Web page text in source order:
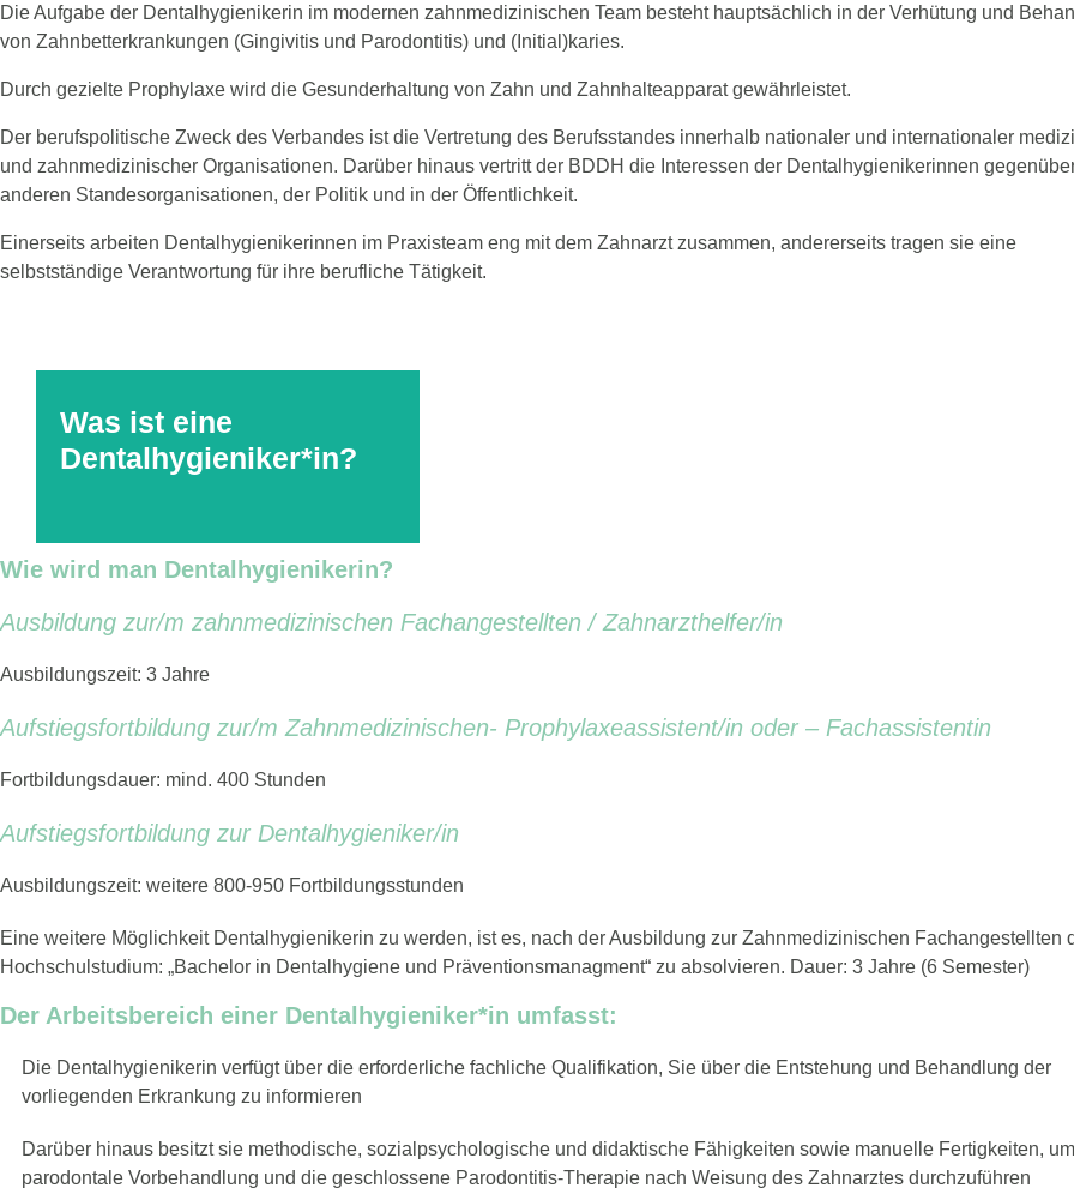
Die Aufgabe der Dentalhygienikerin im modernen zahnmedizinischen Team besteht hauptsächlich in der Verhütung und
von Zahnbetterkrankungen (Gingivitis und Parodontitis) und (Initial)karies.
Durch gezielte Prophylaxe wird die Gesunderhaltung von Zahn und Zahnhalteapparat gewährleistet.
Der berufspolitische Zweck des Verbandes ist die Vertretung des Berufsstandes innerhalb nationaler und internationaler
und zahnmedizinischer Organisationen. Darüber hinaus vertritt der BDDH die Interessen der Dentalhygienikerinnen
anderen Standesorganisationen, der Politik und in der Öffentlichkeit.
Einerseits arbeiten Dentalhygienikerinnen im Praxisteam eng mit dem Zahnarzt zusammen, andererseits tragen sie eine
selbstständige Verantwortung für ihre berufliche Tätigkeit.
Was ist eine
Dentalhygieniker*in?
Wie wird man Dentalhygienikerin?
Ausbildung zur/m zahnmedizinischen Fachangestellten / Zahnarzthelfer/in
Ausbildungszeit: 3 Jahre
Aufstiegsfortbildung zur/m Zahnmedizinischen- Prophylaxeassistent/in oder – Fachassistentin
Fortbildungsdauer: mind. 400 Stunden
Aufstiegsfortbildung zur Dentalhygieniker/in
Ausbildungszeit: weitere 800-950 Fortbildungsstunden
Eine weitere Möglichkeit Dentalhygienikerin zu werden, ist es, nach der Ausbildung zur Zahnmedizinischen Fachangestellten
Hochschulstudium: „Bachelor in Dentalhygiene und Präventionsmanagment“ zu absolvieren. Dauer: 3 Jahre (6 Semester)
Der Arbeitsbereich einer Dentalhygieniker*in umfasst:
Die Dentalhygienikerin verfügt über die erforderliche fachliche Qualifikation, Sie über die Entstehung und Behandlung der
vorliegenden Erkrankung zu informieren
Darüber hinaus besitzt sie methodische, sozialpsychologische und didaktische Fähigkeiten sowie manuelle Fertigkeiten,
parodontale Vorbehandlung und die geschlossene Parodontitis-Therapie nach Weisung des Zahnarztes durchzuführen